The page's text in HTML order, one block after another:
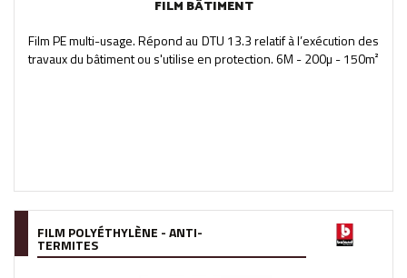
FILM BÂTIMENT
Film PE multi-usage. Répond au DTU 13.3 relatif à l’exécution des
travaux du bâtiment ou s'utilise en protection. 6M - 200µ - 150m²
FILM POLYÉTHYLÈNE - ANTI-
TERMITES